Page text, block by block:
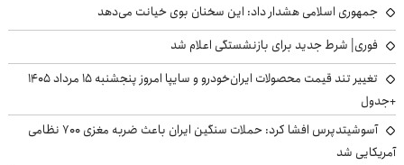
جمهوری اسلامی هشدار داد: این سخنان بوی خیانت می‌دهد
فوری| شرط جدید برای بازنشستگی اعلام شد
تغییر تند قیمت محصولات ایران‌خودرو و سایپا امروز پنجشنبه ۱۵ مرداد ۱۴۰۵
+جدول
آسوشیتدپرس افشا کرد: حملات سنگین ایران باعث ضربه مغزی ۷۰۰ نظامی
آمریکایی شد